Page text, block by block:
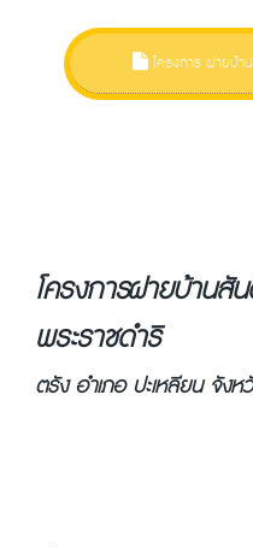
โครงการ ฝายบ้า
โครงการ ฝายบ้าน
พระราชดำริ
ตรัง อำเภอ ปะเหลียน จังห